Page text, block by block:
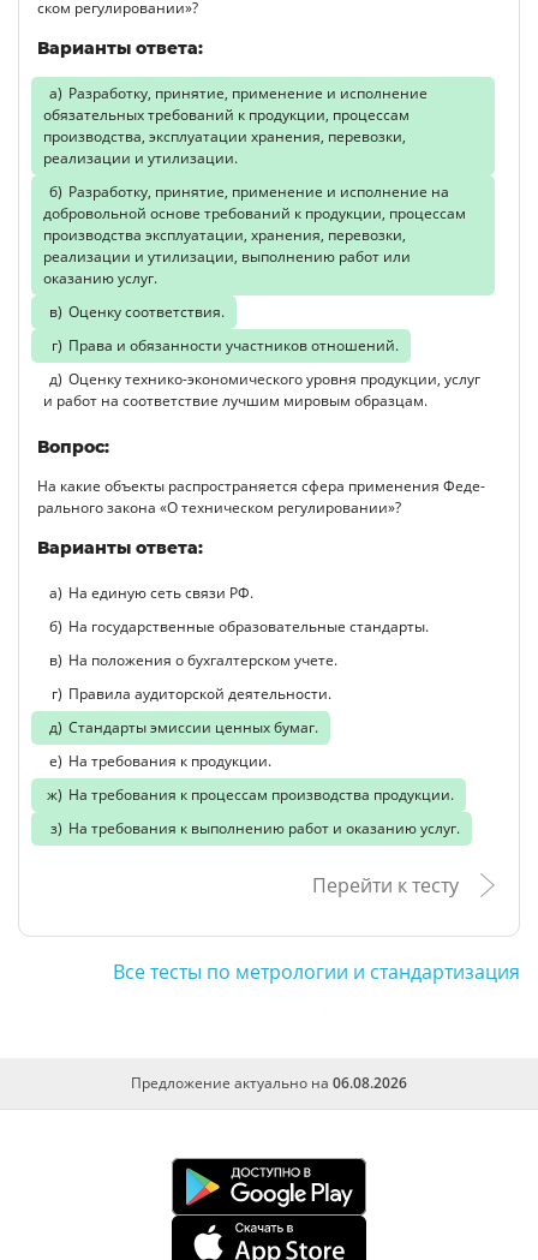
ском регулировании»?
Варианты ответа:
Разработку, принятие, применение и исполнение
обязательных требований к продукции, процессам
производства, эксплуатации хранения, перевозки,
реализации и утилизации.
Разработку, принятие, применение и исполнение на
доброволь­ной основе требований к продукции, процессам
производства эксплуатации, хранения, перевозки,
реализации и утилизации, выполнению работ или
оказанию услуг.
Оценку соответствия.
Права и обязанности участников отношений.
Оценку технико-экономического уровня продукции, услуг
и ра­бот на соответствие лучшим мировым образцам.
Вопрос:
На какие объекты распространяется сфера применения Феде­
рального закона «О техническом регулировании»?
Варианты ответа:
На единую сеть связи РФ.
На государственные образовательные стандарты.
На положения о бухгалтерском учете.
Правила аудиторской деятельности.
Стандарты эмиссии ценных бумаг.
На требования к продукции.
На требования к процессам производства продукции.
На требования к выполнению работ и оказанию услуг.
Перейти к тесту
Все тесты по метрологии и стандартизация
Предложение актуально на 06.08.2026